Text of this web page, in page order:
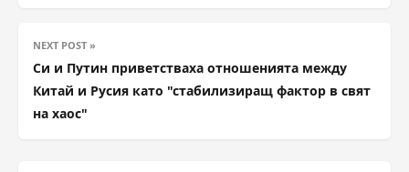
NEXT POST »
Си и Путин приветстваха отношенията между
Китай и Русия като "стабилизиращ фактор в свят
на хаос"